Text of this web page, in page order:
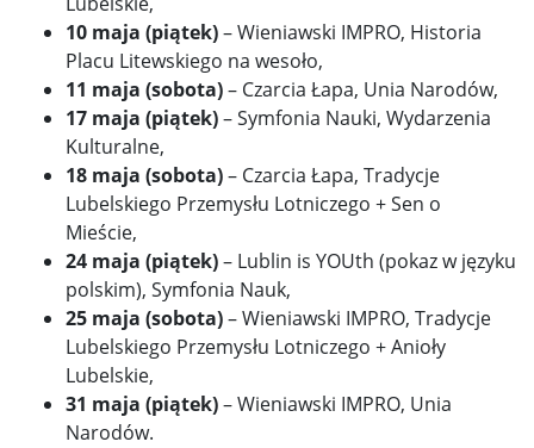
10 maja (piątek)– Wieniawski IMPRO, Historia
Placu Litewskiego na wesoło,
11 maja (sobota)– Czarcia Łapa, Unia Narodów,
17 maja (piątek)– Symfonia Nauki, Wydarzenia
Kulturalne,
18 maja (sobota)– Czarcia Łapa, Tradycje
Lubelskiego Przemysłu Lotniczego + Sen o
Mieście,
24 maja (piątek)– Lublin is YOUth (pokaz w języku
polskim), Symfonia Nauk,
25 maja (sobota)– Wieniawski IMPRO, Tradycje
Lubelskiego Przemysłu Lotniczego + Anioły
Lubelskie,
31 maja (piątek)– Wieniawski IMPRO, Unia
Narodów.